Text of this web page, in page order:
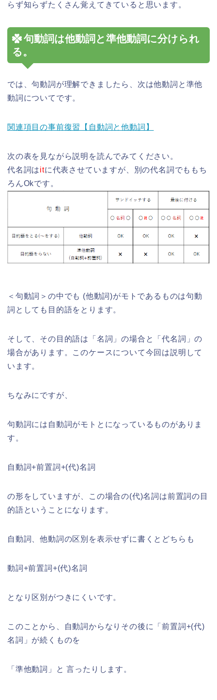
らず知らずたくさん覚えてきていると思います。
句動詞は他動詞と準他動詞に分けられ
る。
では、句動詞が理解できましたら、次は他動詞と準他
動詞についてです。
関連項目の事前復習【自動詞と他動詞】
次の表を見ながら説明を読んでみてください。
代名詞はitに代表させていますが、別の代名詞でももち
ろんOkです。
＜句動詞＞の中でも (他動詞)がモトであるものは句動
詞としても目的語をとります。
そして、その目的語は「名詞」の場合と「代名詞」の
場合があります。このケースについて今回は説明して
います。
ちなみにですが、
句動詞には自動詞がモトとになっているものがありま
す。
自動詞+前置詞+(代)名詞
の形をしていますが、この場合の(代)名詞は前置詞の目
的語ということになります。
自動詞、他動詞の区別を表示せずに書くとどちらも
動詞+前置詞+(代)名詞
となり区別がつきにくいです。
このことから、自動詞からなりその後に「前置詞+(代)
名詞」が続くものを
「準他動詞」と 言ったりします。